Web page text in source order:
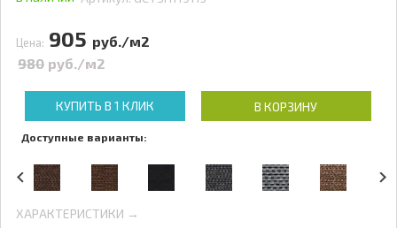
Цена: 905 руб./м2
980 руб./м2
КУПИТЬ В 1 КЛИК В КОРЗИНУ
Доступные варианты:
ХАРАКТЕРИСТИКИ →